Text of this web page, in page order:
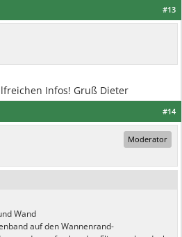
#13
Infos! Gruß Dieter
#14
Moderator
Wand
auf den Wannenrand-